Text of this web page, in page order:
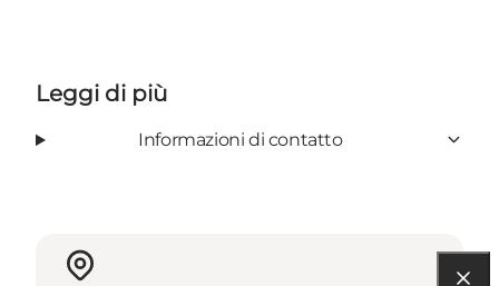
Leggi di più
Informazioni di contatto